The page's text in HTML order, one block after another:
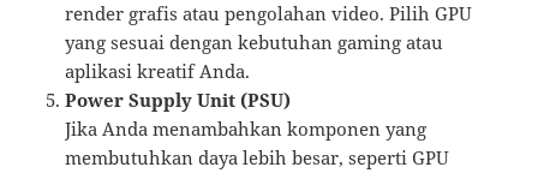
render grafis atau pengolahan video. Pilih GPU
yang sesuai dengan kebutuhan gaming atau
aplikasi kreatif Anda.
Power Supply Unit (PSU)
Jika Anda menambahkan komponen yang
membutuhkan daya lebih besar, seperti GPU